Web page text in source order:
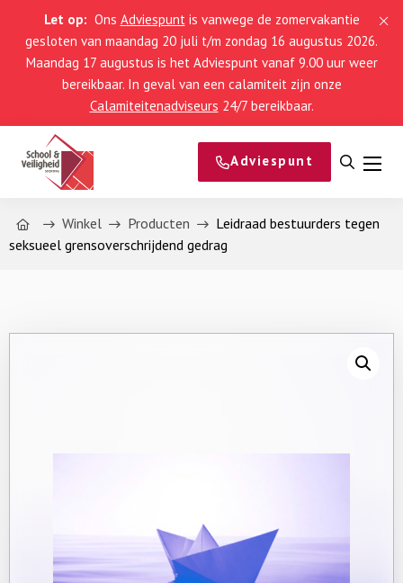
Let op: Ons Adviespuntis vanwege de zomervakantie
gesloten van maandag 20 juli t/m zondag 16 augustus 2026.
Maandag 17 augustus is het Adviespunt vanaf 9.00 uur weer
bereikbaar. In geval van een calamiteit zijn onze
Calamiteitenadviseurs 24/7 bereikbaar.
Adviespunt
Open
Home Winkel Producten
Leidraad bestuurders tegen
seksueel grensoverschrijdend gedrag